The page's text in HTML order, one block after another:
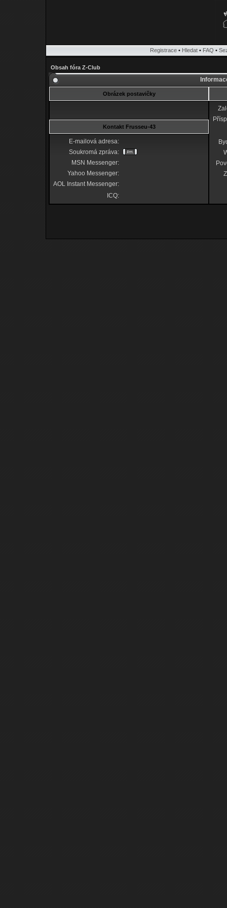
Registrace • Hledat • FAQ •
Obsah fóra Z-Club
Obrázek postavičky
Kontakt Frusseu-43
E-mailová adresa:
Soukromá zpráva:
MSN Messenger:
Yahoo Messenger:
AOL Instant Messenger:
ICQ: